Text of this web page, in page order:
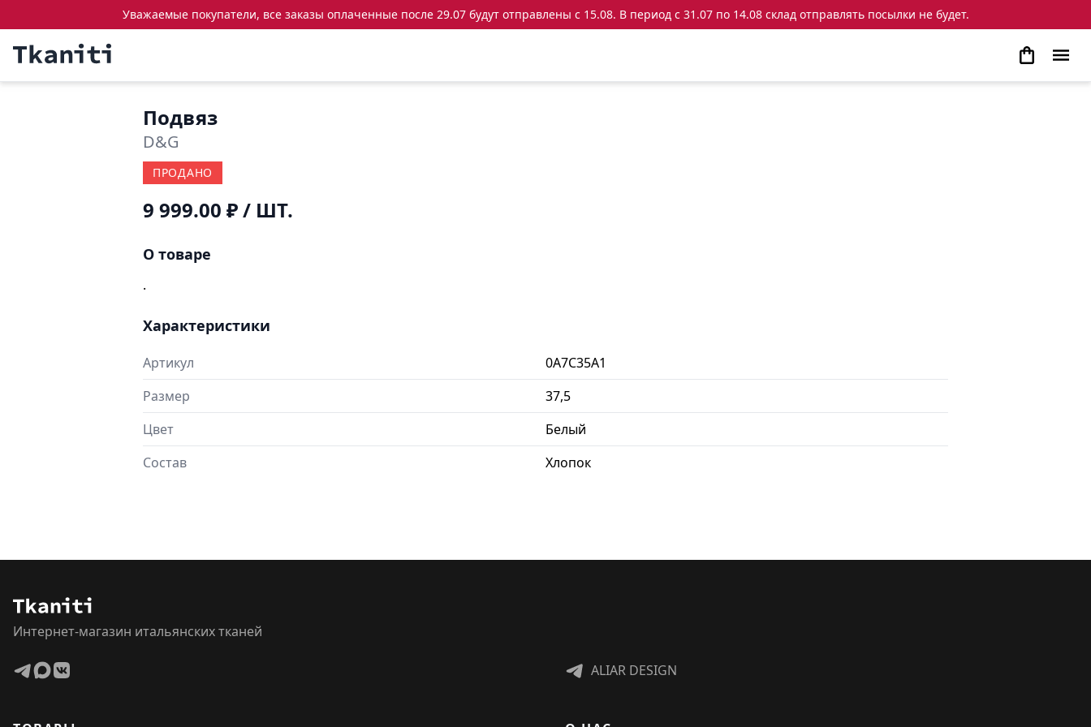
Уважаемые покупатели, все заказы оплаченные после 29.07 будут отправлены с 15.08. В период с 31.07 по 14.08 склад отправлять посылки не будет.
Подвяз
D&G
ПРОДАНО
9 999.00 ₽/ ШТ.
О товаре
.
Характеристики
Артикул
0A7C35A1
Размер
37,5
Цвет
Белый
Состав
Хлопок
Интернет-магазин итальянских тканей
ALIAR DESIGN